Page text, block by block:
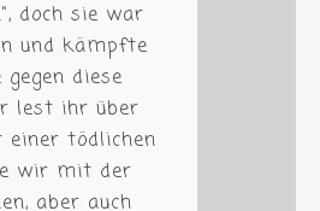
doch sie war
und kämpfte
diese
lest ihr über
einer tödlichen
wir mit der
aber auch